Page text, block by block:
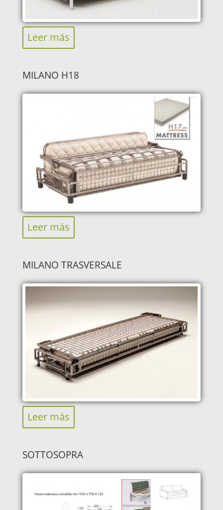
Leer más
MILANO H18
Leer más
MILANO TRASVERSALE
Leer más
SOTTOSOPRA